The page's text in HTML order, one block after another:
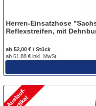
Herren-Einsatzhose
Reflexstreifen, mit
ab 52,00 € / Stück
ab 61,88 € inkl. MwSt.